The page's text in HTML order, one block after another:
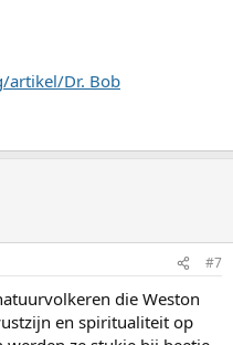
artikel/Dr. Bob
#7
die Weston
en spiritualiteit op